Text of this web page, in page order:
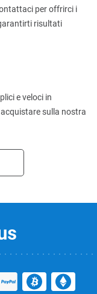
per offrirci i
risultati
e veloci in
sulla nostra